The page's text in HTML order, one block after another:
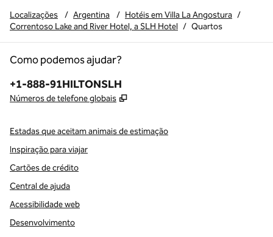
Localizações / Argentina / Hotéis em Villa La Angostura /
Correntoso Lake and River Hotel, a SLH Hotel / Quartos
Como podemos ajudar?
Telefone:
+1-888-91HILTONSLH
Números de telefone globais ,
Estadas que aceitam animais de estimação
Inspiração para viajar
Cartões de crédito
Central de ajuda
Acessibilidade web
Desenvolvimento